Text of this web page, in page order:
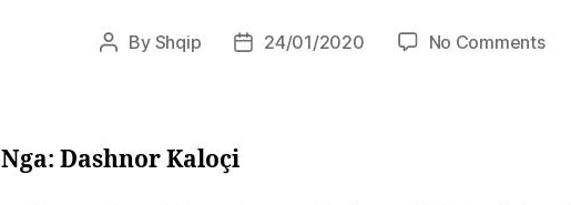
Post
By Shqip
Post24/01/2020 No Commentson
Nga: Dashnor Kaloçi